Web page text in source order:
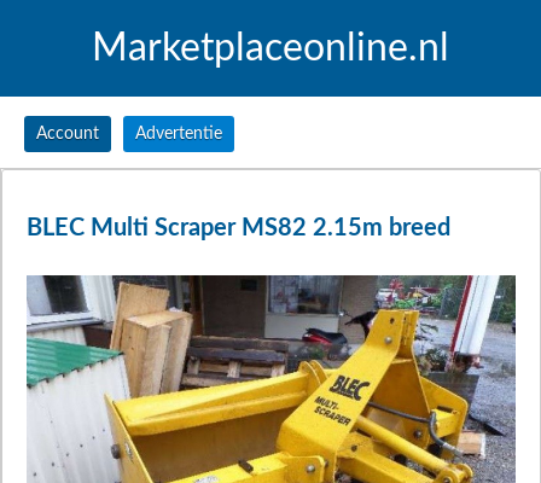
Marketplaceonline.nl
Account Advertentie
BLEC Multi Scraper MS82 2.15m breed